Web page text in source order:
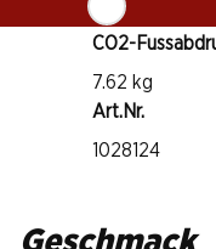
14–16 °C
CO2-
7.62 kg
Art.Nr.
1028124